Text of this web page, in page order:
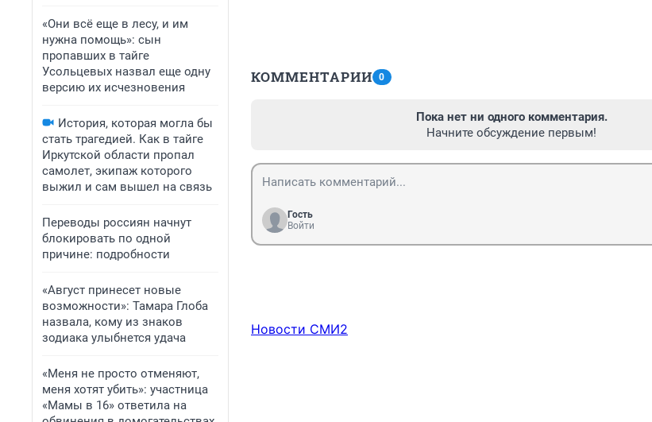
«Они всё еще в лесу, и им
нужна помощь»: сын
пропавших в тайге
Усольцевых назвал еще одну
версию их исчезновения
История, которая могла бы
стать трагедией. Как в тайге
Иркутской области пропал
самолет, экипаж которого
выжил и сам вышел на связь
Переводы россиян начнут
блокировать по одной
причине: подробности
«Август принесет новые
возможности»: Тамара Глоба
назвала, кому из знаков
зодиака улыбнется удача
«Меня не просто отменяют,
меня хотят убить»: участница
«Мамы в 16» ответила на
КОММЕНТАРИИ 0
Пока нет ни одного комментария.
Начните обсуждение первым!
Гость
Войти
Новости СМИ2